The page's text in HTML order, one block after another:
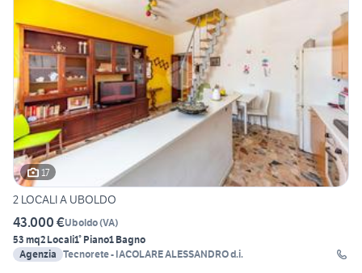
17
2 LOCALI A UBOLDO
43.000 €Uboldo(VA)
53 mq2 Locali1° Piano1 Bagno
Agenzia Tecnorete - IACOLARE ALESSANDRO d.i.